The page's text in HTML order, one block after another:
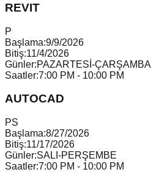
REVIT
P
Başlama:9/9/2026
Bitiş:11/4/2026
Günler:PAZARTESİ-ÇARŞAMBA
Saatler:7:00 PM - 10:00 PM
AUTOCAD
PS
Başlama:8/27/2026
Bitiş:11/17/2026
Günler:SALI-PERŞEMBE
Saatler:7:00 PM - 10:00 PM